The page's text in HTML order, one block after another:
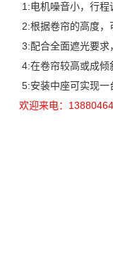
1:电机噪音小，行程
2:根据卷帘的高度，
3:配合全面遮光要求
4:在卷帘较高或成倾
5:安装中座可实现
欢迎来电：